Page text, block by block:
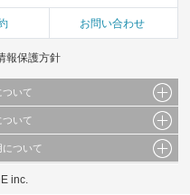
お問い合わせ
報保護方針
ついて
ラスト、画像データ等）及びこれらの配
などの二次利用を行うことは固く禁じて
ついて
利用者が提出された見解・感想です。
た上でご覧ください。
について
わせたコンテンツや広告の表示、ソー
inc.